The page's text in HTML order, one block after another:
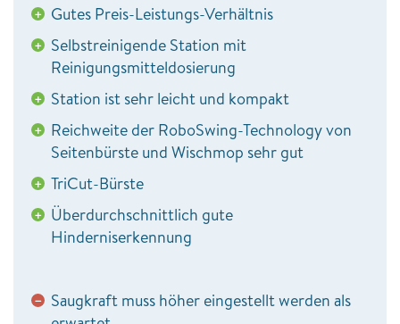
+ Gutes Preis-Leistungs-Verhältnis
+ Selbstreinigende Station mit
Reinigungsmitteldosierung
+ Station ist sehr leicht und kompakt
+ Reichweite der RoboSwing-Technology von
Seitenbürste und Wischmop sehr gut
+ TriCut-Bürste
+ Überdurchschnittlich gute
Hinderniserkennung
− Saugkraft muss höher eingestellt werden als